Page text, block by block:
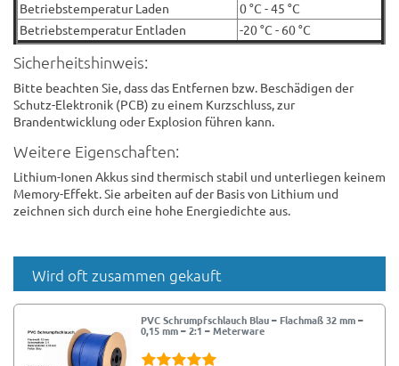
Betriebstemperatur Laden
0 °C - 45 °C
Betriebstemperatur Entladen
-20 °C - 60 °C
Sicherheitshinweis:
Bitte beachten Sie, dass das Entfernen bzw. Beschädigen der
Schutz-Elektronik (PCB) zu einem Kurzschluss, zur
Brandentwicklung oder Explosion führen kann.
Weitere Eigenschaften:
Lithium-Ionen Akkus sind thermisch stabil und unterliegen keinem
Memory-Effekt. Sie arbeiten auf der Basis von Lithium und
zeichnen sich durch eine hohe Energiedichte aus.
Wird oft zusammen gekauft
PVC Schrumpfschlauch Blau – Flachmaß 32 mm –
0,15 mm – 2:1 – Meterware